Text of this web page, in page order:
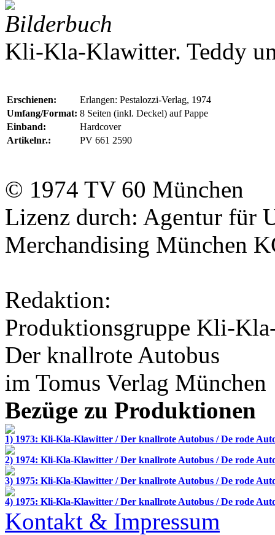
Bilderbuch
Kli-Kla-Klawitter. Teddy
Erschienen:
Erlangen: Pestalozzi-Verlag, 1974
Umfang/Format: 8 Seiten (inkl. Deckel) auf Pappe
Einband:
Hardcover
Artikelnr.:
PV 661 2590
© 1974 TV 60 München
Lizenz durch: Agentur für
Merchandising München
Redaktion:
Produktionsgruppe Kli-
Der knallrote Autobus
im Tomus Verlag München
Bezüge zu Produktionen
1) 1973: Kli-Kla-Klawitter / Der knallrote Autobus / De rode
2) 1974: Kli-Kla-Klawitter / Der knallrote Autobus / De rode
3) 1975: Kli-Kla-Klawitter / Der knallrote Autobus / De rode
4) 1975: Kli-Kla-Klawitter / Der knallrote Autobus / De rode
Kontakt & Impressum